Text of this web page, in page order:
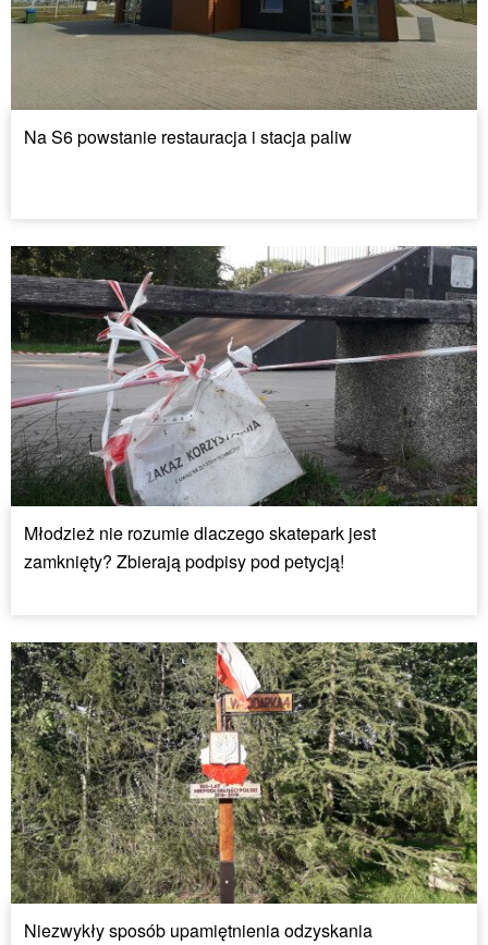
Na S6 powstanie restauracja i stacja paliw
Młodzież nie rozumie dlaczego skatepark jest
zamknięty? Zbierają podpisy pod petycją!
Niezwykły sposób upamiętnienia odzyskania